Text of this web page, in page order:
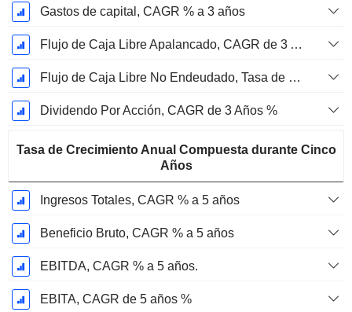
Gastos de capital, CAGR % a 3 años
Flujo de Caja Libre Apalancado, CAGR de 3 Años %
Flujo de Caja Libre No Endeudado, Tasa de Crecimiento Anual Compuesta de 3 Años %
Dividendo Por Acción, CAGR de 3 Años %
Tasa de Crecimiento Anual Compuesta durante Cinco
Años
Ingresos Totales, CAGR % a 5 años
Beneficio Bruto, CAGR % a 5 años
EBITDA, CAGR % a 5 años.
EBITA, CAGR de 5 años %